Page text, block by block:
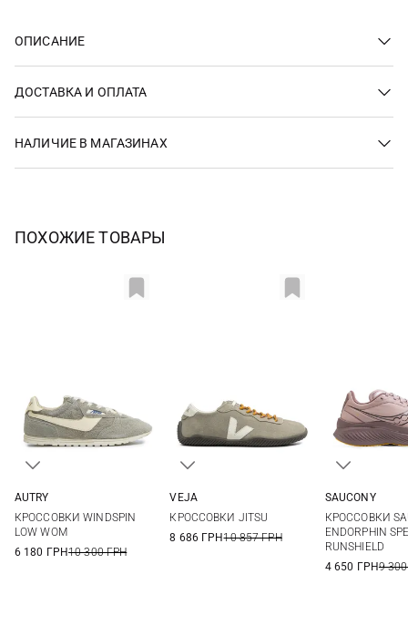
ОПИСАНИЕ
ДОСТАВКА И ОПЛАТА
НАЛИЧИЕ В МАГАЗИНАХ
ПОХОЖИЕ ТОВАРЫ
AUTRY
КРОССОВКИ WINDSPIN
LOW WOM
6 180 ГРН10 300 ГРН
VEJA
КРОССОВКИ JITSU
8 686 ГРН10 857 ГРН
8 US
8,5 US
SAUCONY
КРОССОВКИ
ENDORPHIN
RUNSHIELD
4 650 ГРН9